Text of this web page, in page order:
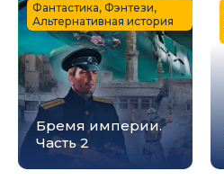
Бремя империи.
Часть 2
Фантастика, Фэнтези,
Альтернативная история